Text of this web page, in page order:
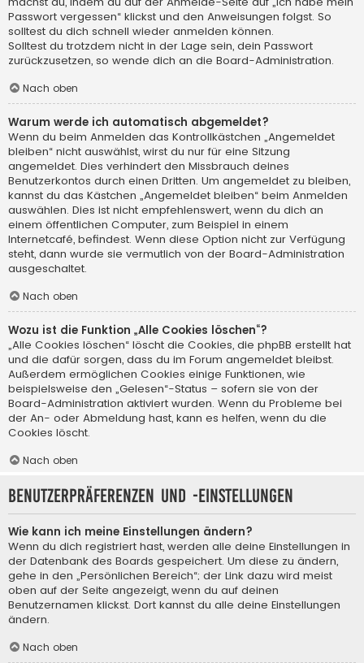
Passwort vergessen“ klickst und den Anweisungen folgst. So
solltest du dich schnell wieder anmelden können.
Solltest du trotzdem nicht in der Lage sein, dein Passwort
zurückzusetzen, so wende dich an die Board-Administration.
Nach oben
Warum werde ich automatisch abgemeldet?
Wenn du beim Anmelden das Kontrollkästchen „Angemeldet
bleiben“ nicht auswählst, wirst du nur für eine Sitzung
angemeldet. Dies verhindert den Missbrauch deines
Benutzerkontos durch einen Dritten. Um angemeldet zu bleiben,
kannst du das Kästchen „Angemeldet bleiben“ beim Anmelden
auswählen. Dies ist nicht empfehlenswert, wenn du dich an
einem öffentlichen Computer, zum Beispiel in einem
Internetcafé, befindest. Wenn diese Option nicht zur Verfügung
steht, dann wurde sie vermutlich von der Board-Administration
ausgeschaltet.
Nach oben
Wozu ist die Funktion „Alle Cookies löschen“?
„Alle Cookies löschen“ löscht die Cookies, die phpBB erstellt hat
und die dafür sorgen, dass du im Forum angemeldet bleibst.
Außerdem ermöglichen Cookies einige Funktionen, wie
beispielsweise den „Gelesen“-Status – sofern sie von der
Board-Administration aktiviert wurden. Wenn du Probleme bei
der An- oder Abmeldung hast, kann es helfen, wenn du die
Cookies löscht.
Nach oben
Benutzerpräferenzen und -einstellungen
Wie kann ich meine Einstellungen ändern?
Wenn du dich registriert hast, werden alle deine Einstellungen in
der Datenbank des Boards gespeichert. Um diese zu ändern,
gehe in den „Persönlichen Bereich“; der Link dazu wird meist
oben auf der Seite angezeigt, wenn du auf deinen
Benutzernamen klickst. Dort kannst du alle deine Einstellungen
ändern.
Nach oben